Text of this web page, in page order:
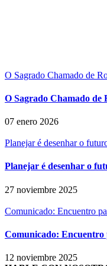
O Sagrado Chamado de
O Sagrado Chamado de
07 enero 2026
Planejar é desenhar o
Planejar é desenhar o
27 noviembre 2025
Comunicado: Encuentro
Comunicado:
12 noviembre 2025